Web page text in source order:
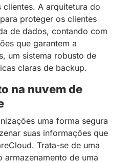
A arquitetura do
proteger os clientes
de dados, contando com
que garantem a
um sistema robusto de
claras de backup.
na nuvem de
uma forma segura
suas informações que
Trata-se de uma
armazenamento de uma